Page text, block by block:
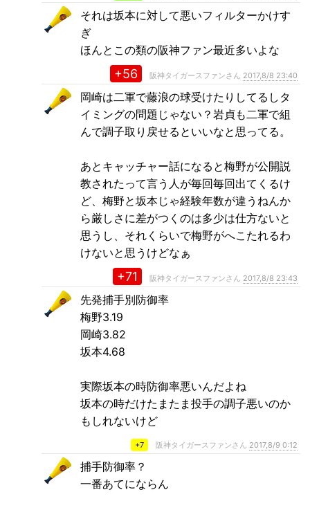
それは坂本に対して悪いフィルターかけす
ぎ
ほんとこの類の阪神ファン最近多いよな
+56 阪神タイガースファンさん 2017,8/8 23:40
岡崎は二軍で藤浪の球受けたりしてるしタ
イミングの問題じゃない？岩貞も二軍で組
んで調子取り戻せるといいなと思ってる。
あとキャッチャー話になると梅野が公開説
教されたって言う人が毎回毎回出てくるけ
ど、梅野と坂本じゃ経験年数が違うねんか
ら厳しさに差がつくのは多少は仕方ないと
思うし、それくらいで梅野がへこたれるわ
けないと思うけどなぁ
+71 阪神タイガースファンさん 2017,8/8 23:43
先発捕手別防御率
梅野3.19
岡崎3.82
坂本4.68
実際坂本の時防御率悪いんだよね
坂本の時だけたまたま投手の調子悪いのか
もしれないけど
+7 阪神タイガースファンさん 2017,8/9 0:12
捕手防御率？
一番あてにならん